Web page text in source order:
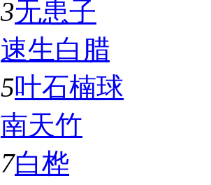
3无患子
速生白腊
5叶石楠球
南天竹
7白桦